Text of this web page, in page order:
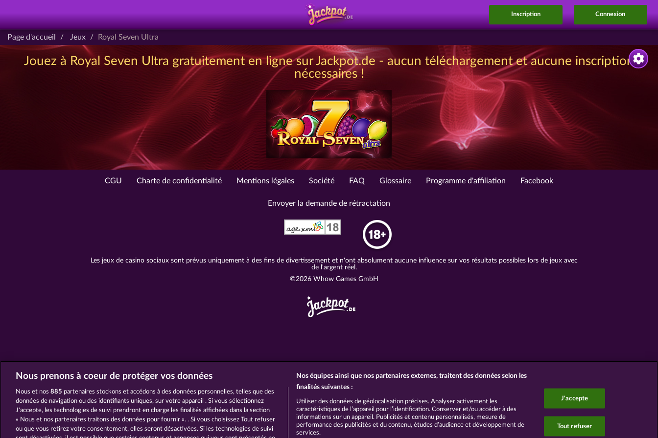
Inscription Connexion
Page d'accueil Jeux Royal Seven Ultra
Jouez à Royal Seven Ultra gratuitement en ligne sur Jackpot.de - aucun téléchargement et aucune inscription
nécessaires !
CGU Charte de confidentialité Mentions légales Société FAQ Glossaire Programme d'affiliation Facebook
Envoyer la demande de rétractation
Les jeux de casino sociaux sont prévus uniquement à des fins de divertissement et n'ont absolument aucune influence sur vos résultats possibles lors de jeux avec
de l'argent réel.
©2026 Whow Games GmbH
Nous prenons à coeur de protéger vos données
Nous et nos 885 partenaires stockons et accédons à des données personnelles, telles que des
données de navigation ou des identifiants uniques, sur votre appareil . Si vous sélectionnez
J'accepte, les technologies de suivi prendront en charge les finalités affichées dans la section
« Nous et nos partenaires traitons des données pour fournir ». . Si vous choisissez Tout refuser
ou que vous retirez votre consentement, elles seront désactivées. Si les technologies de suivi
Nos équipes ainsi que nos partenaires externes, traitent des données selon les
finalités suivantes :
Utiliser des données de géolocalisation précises. Analyser activement les
caractéristiques de l’appareil pour l’identification. Conserver et/ou accéder à des
informations sur un appareil. Publicités et contenu personnalisés, mesure de
performance des publicités et du contenu, études d’audience et développement de
services.
J'accepte
Tout refuser